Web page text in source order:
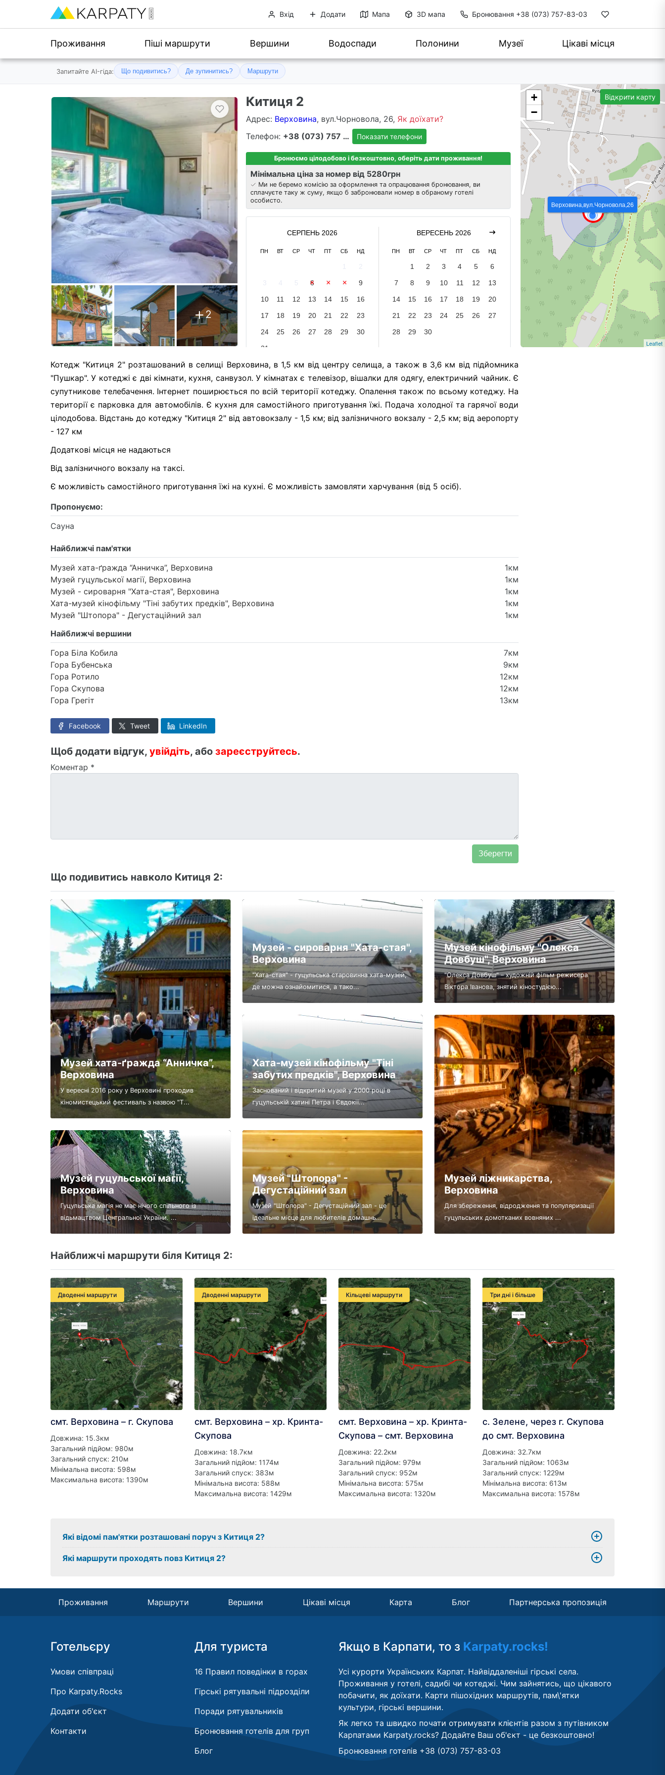
Вхід Додати Мапа 3D мапа Бронювання +38 (073) 757-83-03
Проживання Піші маршрути Вершини Водоспади Полонини Музеї Цікаві місця
Запитайте AI-гіда: Що подивитись? Де зупинитись? Маршрути
2
Китиця 2
Адрес: Верховина, вул.Чорновола, 26, Як доїхати?
Телефон:
+38 (073) 757 8303 Показати телефони
Бронюємо цілодобово і безкоштовно, оберіть дати проживання!
Мінімальна ціна за номер від 5280грн
Ми не беремо комісію за оформлення та опрацювання бронювання, ви
сплачуєте таку ж суму, якщо б забронювали номер в обраному готелі
особисто.
СЕРПЕНЬ 2026
ПН ВТ СР ЧТ ПТ СБ НД
6 7 8 9
10 11 12 13 14 15 16
17 18 19 20 21 22 23
24 25 26 27 28 29 30
31
ВЕРЕСЕНЬ 2026
ПН ВТ СР ЧТ ПТ СБ НД
1 2 3 4 5 6
7 8 9 10 11 12 13
14 15 16 17 18 19 20
21 22 23 24 25 26 27
28 29 30
Відкрити карту
Верховина,вул.Чорновола,26
+
−
Leaflet
Котедж "Китиця 2" розташований в селищі Верховина, в 1,5 км від центру селища, а також в 3,6 км від підйомника
"Пушкар". У котеджі є дві кімнати, кухня, санвузол. У кімнатах є телевізор, вішалки для одягу, електричний чайник. Є
супутникове телебачення. Інтернет поширюється по всій території котеджу. Опалення також по всьому котеджу. На
території є парковка для автомобілів. Є кухня для самостійного приготування їжі. Подача холодної та гарячої води
цілодобова. Відстань до котеджу "Китиця 2" від автовокзалу - 1,5 км; від залізничного вокзалу - 2,5 км; від аеропорту
- 127 км
Додаткові місця не надаються
Від залізничного вокзалу на таксі.
Є можливість самостійного приготування їжі на кухні. Є можливість замовляти харчування (від 5 осіб).
Пропонуємо:
Сауна
Найближчі пам'ятки
Музей хата-ґражда “Анничка”, Верховина
1км
Музей гуцульської магії, Верховина
1км
Музей - сироварня "Хата-стая", Верховина
1км
Хата-музей кінофільму "Тіні забутих предків", Верховина
1км
Музей "Штопора" - Дегустаційний зал
1км
Найближчі вершини
Гора Біла Кобила
7км
Гора Бубенська
9км
Гора Ротило
12км
Гора Скупова
12км
Гора Грегіт
13км
Facebook Tweet LinkedIn
Щоб додати відгук, увійдіть, або зареєструйтесь.
Коментар *
Що подивитись навколо Китиця 2:
Музей хата-ґражда “Анничка”,
Верховина
У вересні 2016 року у Верховині проходив
кіномистецький фестиваль з назвою "Т...
Музей гуцульської магії,
Верховина
Гуцульська магія не має нічого спільного із
відьмацтвом Центральної України. ...
Музей - сироварня "Хата-стая",
Верховина
"Хата-стая" - гуцульська старовинна хата-музей,
де можна ознайомитися, а тако...
Хата-музей кінофільму "Тіні
забутих предків", Верховина
Заснований і відкритий музей у 2000 році в
гуцульській хатині Петра і Євдокії...
Музей "Штопора" -
Дегустаційний зал
Музей "Штопора" - Дегустаційний зал - це
ідеальне місце для любителів домашнь...
Музей кінофільму "Олекса
Довбуш", Верховина
"Олекса Довбуш" – художній фільм режисера
Віктора Іванова, знятий кіностудією...
Музей ліжникарства,
Верховина
Для збереження, відродження та популяризації
гуцульських домотканих вовняних ...
Найближчі маршрути біля Китиця 2:
Дводенні маршрути
смт. Верховина – г. Скупова
Довжина: 15.3км
Загальний підйом: 980м
Загальний спуск: 210м
Мінімальна висота: 598м
Максимальна висота: 1390м
Дводенні маршрути
смт. Верховина – хр. Кринта-
Скупова
Довжина: 18.7км
Загальний підйом: 1174м
Загальний спуск: 383м
Мінімальна висота: 588м
Максимальна висота: 1429м
Кільцеві маршрути
смт. Верховина – хр. Кринта-
Скупова – смт. Верховина
Довжина: 22.2км
Загальний підйом: 979м
Загальний спуск: 952м
Мінімальна висота: 575м
Максимальна висота: 1320м
Три дні і більше
с. Зелене, через г. Скупова
до смт. Верховина
Довжина: 32.7км
Загальний підйом: 1063м
Загальний спуск: 1229м
Мінімальна висота: 613м
Максимальна висота: 1578м
Які відомі пам'ятки розташовані поруч з Китиця 2?
Які маршрути проходять повз Китиця 2?
Проживання Маршрути Вершини Цікаві місця Карта Блог Партнерська пропозиція
Готельєру
Умови співпраці
Про Karpaty.Rocks
Додати об'єкт
Контакти
Для туриста
16 Правил поведінки в горах
Гірські рятувальні підрозділи
Поради рятувальників
Бронювання готелів для груп
Блог
Якщо в Карпати, то з Karpaty.rocks!
Усі курорти Українських Карпат. Найвіддаленіші гірські села.
Проживання у готелі, садибі чи котеджі. Чим зайнятись, що цікавого
побачити, як доїхати. Карти пішохідних маршрутів, пам\'ятки
культури, гірські вершини.
Як легко та швидко почати отримувати клієнтів разом з путівником
Карпатами Karpaty.rocks? Додайте Ваш об'єкт - це безкоштовно!
Бронювання готелів +38 (073) 757-83-03